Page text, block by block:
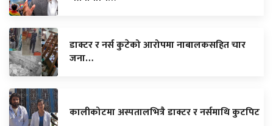
डाक्टर र नर्स कुटेको आरोपमा नाबालकसहित चार
जना…
कालीकोटमा अस्पतालभित्रै डाक्टर र नर्समाथि कुटपिट